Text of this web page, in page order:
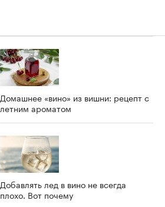
Домашнее «вино» из вишни: рецепт с
летним ароматом
Добавлять лед в вино не всегда
плохо. Вот почему